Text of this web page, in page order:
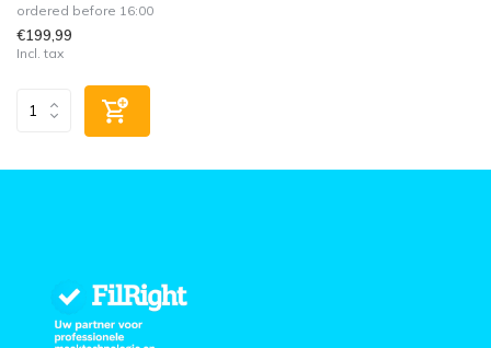
ordered before 16:00
€199,99
Incl. tax